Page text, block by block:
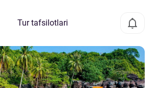
Tur tafsilotlari